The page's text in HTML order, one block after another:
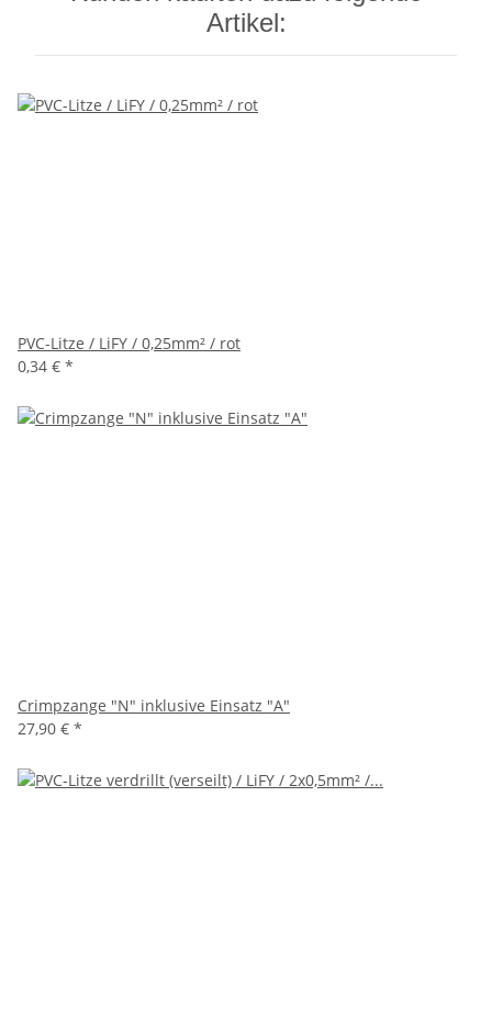
Artikel:
PVC-Litze / LiFY / 0,25mm² / rot
0,34 € *
Crimpzange "N" inklusive Einsatz "A"
27,90 € *